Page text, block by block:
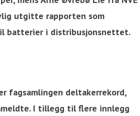
utgitte rapporten som
batterier i distribusjonsnettet.
fagsamlingen deltakerrekord,
I tillegg til flere innlegg